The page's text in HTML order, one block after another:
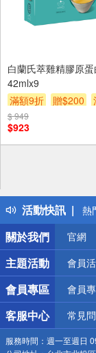
白蘭氏萃雞精膠原
42mlx9
滿額9折
贈$200
$ 949
$923
活動快訊
得
熱
銀
偏
詐
關於我們
官網
主題活動 會員
會員專區 會員
客服中心 常見
服務時間： 週一至週日